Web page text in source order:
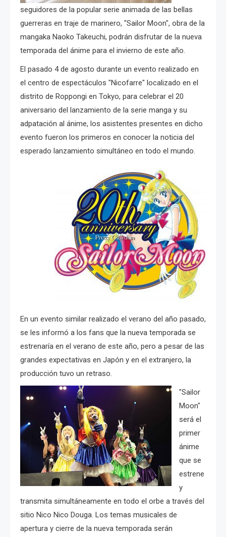
seguidores de la popular serie animada de las bellas
guerreras en traje de marinero, "Sailor Moon", obra de la
mangaka Naoko Takeuchi, podrán disfrutar de la nueva
temporada del ánime para el invierno de este año.
El pasado 4 de agosto durante un evento realizado en
el centro de espectáculos "Nicofarre" localizado en el
distrito de Roppongi en Tokyo, para celebrar el 20
aniversario del lanzamiento de la serie manga y su
adpatación al ánime, los asistentes presentes en dicho
evento fueron los primeros en conocer la noticia del
esperado lanzamiento simultáneo en todo el mundo.
En un evento similar realizado el verano del año pasado,
se les informó a los fans que la nueva temporada se
estrenaría en el verano de este año, pero a pesar de las
grandes expectativas en Japón y en el extranjero, la
producción tuvo un retraso.
"Sailor
Moon"
será el
primer
ánime
que se
estrene
y
transmita simultáneamente en todo el orbe a través del
sitio Nico Nico Douga. Los temas musicales de
apertura y cierre de la nueva temporada serán